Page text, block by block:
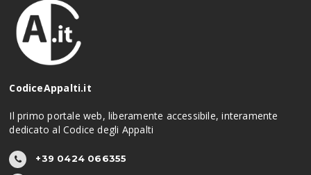
CodiceAppalti.it
Il primo portale web, liberamente accessibile, interamente
dedicato al Codice degli Appalti
+39 0424 066355